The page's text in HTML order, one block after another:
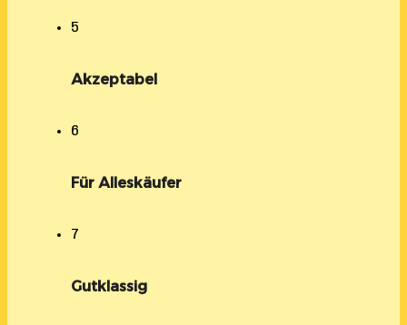
5
Akzeptabel
6
Für Alleskäufer
7
Gutklassig